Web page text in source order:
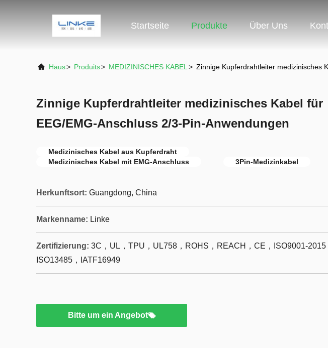
Startseite Produkte Über Uns
Haus> Produits> MEDIZINISCHES KABEL > Zinnige Kupferdrahtleiter medizinisches
Zinnige Kupferdrahtleiter medizinisches Kabel für
EEG/EMG-Anschluss 2/3-Pin-Anwendungen
Medizinisches Kabel aus Kupferdraht
Medizinisches Kabel mit EMG-Anschluss
3Pin-Medizinkabel
Herkunftsort: Guangdong, China
Markenname: Linke
Zertifizierung: 3C，UL，TPU，UL758，ROHS，REACH，CE，ISO9001-2015
ISO13485，IATF16949
Bitte um ein Angebot